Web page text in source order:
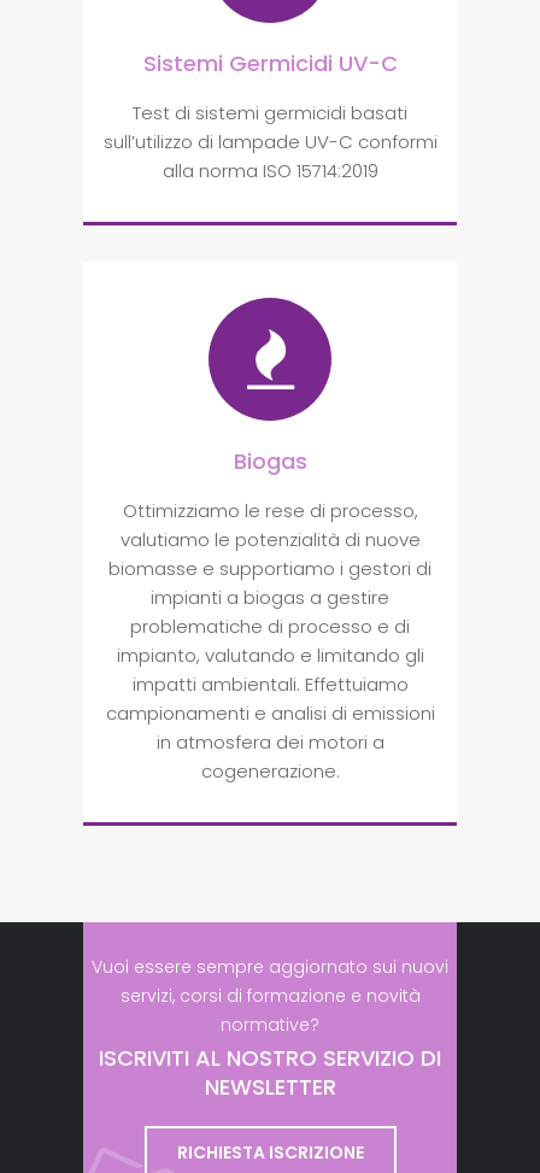
Sistemi Germicidi UV-C
Test di sistemi germicidi basati
sull’utilizzo di lampade UV-C conformi
alla norma ISO 15714:2019
Biogas
Ottimizziamo le rese di processo,
valutiamo le potenzialità di nuove
biomasse e supportiamo i gestori di
impianti a biogas a gestire
problematiche di processo e di
impianto, valutando e limitando gli
impatti ambientali. Effettuiamo
campionamenti e analisi di emissioni
in atmosfera dei motori a
cogenerazione.
Vuoi essere sempre aggiornato sui nuovi
servizi, corsi di formazione e novità
normative?
ISCRIVITI AL NOSTRO SERVIZIO DI
NEWSLETTER
RICHIESTA ISCRIZIONE